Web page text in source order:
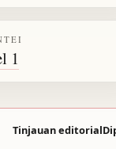
1
Tinjauan editorial